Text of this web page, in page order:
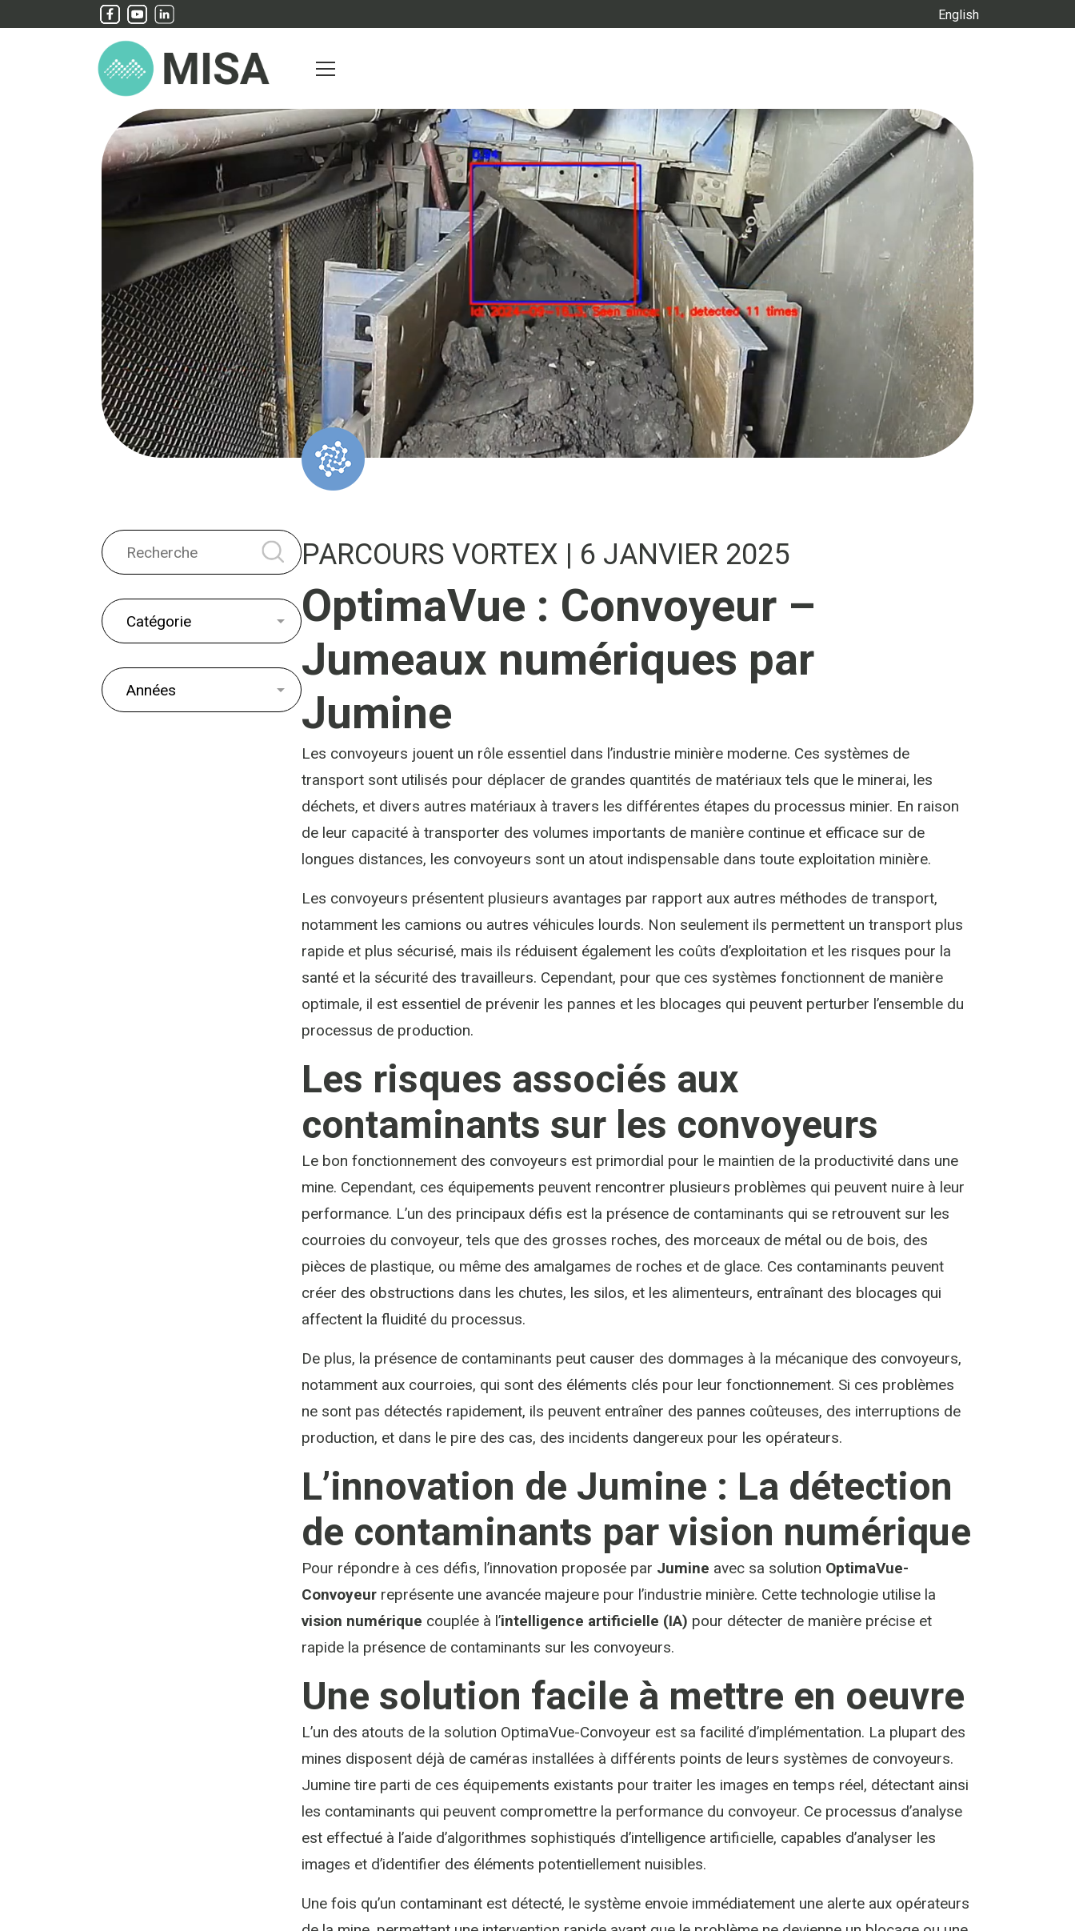
English
PARCOURS VORTEX | 6 JANVIER 2025
OptimaVue : Convoyeur –
Jumeaux numériques par
Jumine
Les convoyeurs jouent un rôle essentiel dans l’industrie minière moderne. Ces systèmes de
transport sont utilisés pour déplacer de grandes quantités de matériaux tels que le minerai, les
déchets, et divers autres matériaux à travers les différentes étapes du processus minier. En raison
de leur capacité à transporter des volumes importants de manière continue et efficace sur de
longues distances, les convoyeurs sont un atout indispensable dans toute exploitation minière.
Les convoyeurs présentent plusieurs avantages par rapport aux autres méthodes de transport,
notamment les camions ou autres véhicules lourds. Non seulement ils permettent un transport plus
rapide et plus sécurisé, mais ils réduisent également les coûts d’exploitation et les risques pour la
santé et la sécurité des travailleurs. Cependant, pour que ces systèmes fonctionnent de manière
optimale, il est essentiel de prévenir les pannes et les blocages qui peuvent perturber l’ensemble du
processus de production.
Les risques associés aux
contaminants sur les convoyeurs
Le bon fonctionnement des convoyeurs est primordial pour le maintien de la productivité dans une
mine. Cependant, ces équipements peuvent rencontrer plusieurs problèmes qui peuvent nuire à leur
performance. L’un des principaux défis est la présence de contaminants qui se retrouvent sur les
courroies du convoyeur, tels que des grosses roches, des morceaux de métal ou de bois, des
pièces de plastique, ou même des amalgames de roches et de glace. Ces contaminants peuvent
créer des obstructions dans les chutes, les silos, et les alimenteurs, entraînant des blocages qui
affectent la fluidité du processus.
De plus, la présence de contaminants peut causer des dommages à la mécanique des convoyeurs,
notamment aux courroies, qui sont des éléments clés pour leur fonctionnement. Si ces problèmes
ne sont pas détectés rapidement, ils peuvent entraîner des pannes coûteuses, des interruptions de
production, et dans le pire des cas, des incidents dangereux pour les opérateurs.
L’innovation de Jumine : La détection
de contaminants par vision numérique
Pour répondre à ces défis, l’innovation proposée par Jumine avec sa solution OptimaVue-
Convoyeur représente une avancée majeure pour l’industrie minière. Cette technologie utilise la
vision numérique couplée à l’intelligence artificielle (IA) pour détecter de manière précise et
rapide la présence de contaminants sur les convoyeurs.
Une solution facile à mettre en oeuvre
L’un des atouts de la solution OptimaVue-Convoyeur est sa facilité d’implémentation. La plupart des
mines disposent déjà de caméras installées à différents points de leurs systèmes de convoyeurs.
Jumine tire parti de ces équipements existants pour traiter les images en temps réel, détectant ainsi
les contaminants qui peuvent compromettre la performance du convoyeur. Ce processus d’analyse
est effectué à l’aide d’algorithmes sophistiqués d’intelligence artificielle, capables d’analyser les
images et d’identifier des éléments potentiellement nuisibles.
Une fois qu’un contaminant est détecté, le système envoie immédiatement une alerte aux opérateurs